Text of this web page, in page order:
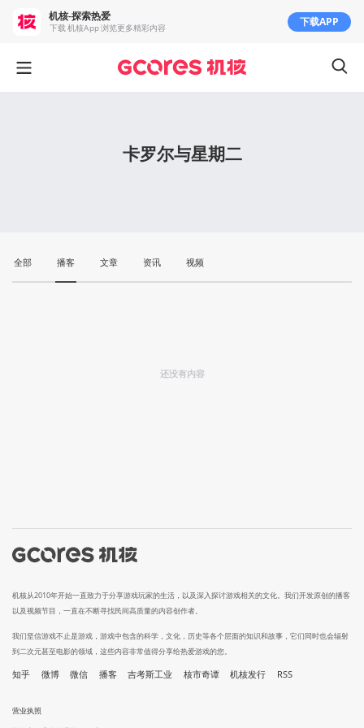
卡罗尔与星期二
全部 播客 文章 资讯 视频
还没有内容
机核从2010年开始一直致力于分享游戏玩家的生活，以及深入探讨游戏相关的文化。我们开发原创的播客
以及视频节目，一直在不断寻找民间高质量的内容创作者。
我们坚信游戏不止是游戏，游戏中包含的科学，文化，历史等各个层面的知识和故事，它们同时也会辐射
到二次元甚至电影的领域，这些内容非常值得分享给热爱游戏的您。
知乎 微博 微信 播客 吉考斯工业 核市奇谭 机核发行 RSS
营业执照
机核-探索热爱
下载 机核App 浏览更多精彩内容 下载APP